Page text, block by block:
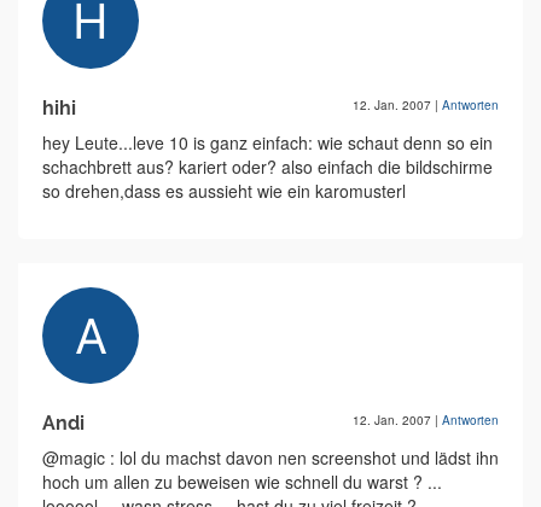
hihi 12. Jan. 2007 | Antworten
hey Leute...leve 10 is ganz einfach: wie schaut denn so ein
schachbrett aus? kariert oder? also einfach die bildschirme
so drehen,dass es aussieht wie ein karomusterl
Andi 12. Jan. 2007 | Antworten
@magic : lol du machst davon nen screenshot und lädst ihn
hoch um allen zu beweisen wie schnell du warst ? ...